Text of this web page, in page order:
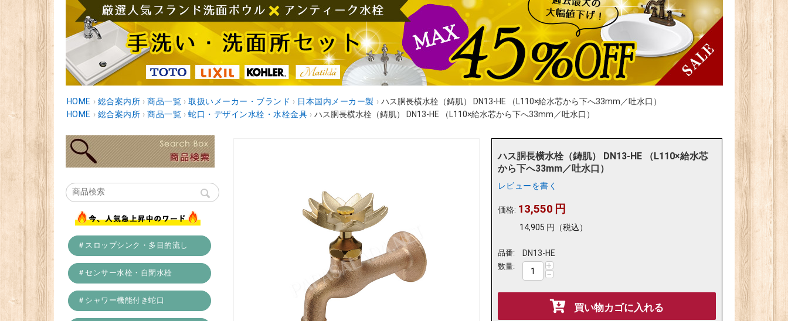
HOME › 総合案内所 › 商品一覧 › 取扱いメーカー・ブランド › 日本国内メーカー製 › ハス胴長横水栓（鋳肌） DN13-HE （L110×給水芯から下へ33mm／吐水口）
HOME › 総合案内所 › 商品一覧 › 蛇口・デザイン水栓・水栓金具 › ハス胴長横水栓（鋳肌） DN13-HE （L110×給水芯から下へ33mm／吐水口）
＃スロップシンク・多目的流し
＃センサー水栓・自閉水栓
＃シャワー機能付き蛇口
ハス胴長横水栓（鋳肌） DN13-HE （L110×給水芯
から下へ33mm／吐水口）
レビューを書く
価格: 13,550 円
14,905 円 （税込）
品番: DN13-HE
数量: +
−
買い物カゴに入れる